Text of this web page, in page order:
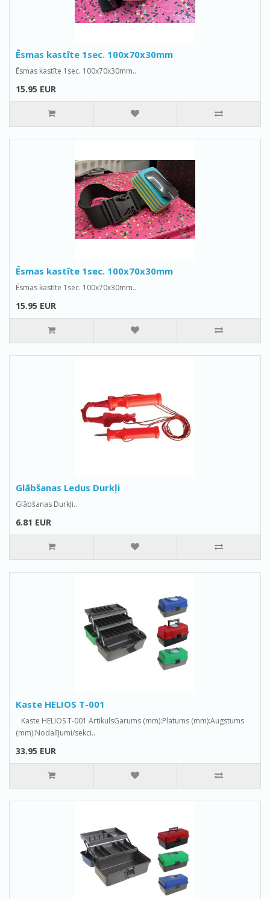
Ēsmas kastīte 1sec. 100x70x30mm
Ēsmas kastīte 1sec. 100x70x30mm..
15.95 EUR
Ēsmas kastīte 1sec. 100x70x30mm
Ēsmas kastīte 1sec. 100x70x30mm..
15.95 EUR
Glābšanas Ledus Durkļi
Glābšanas Durkļi..
6.81 EUR
Kaste HELIOS T-001
Kaste HELIOS T-001 ArtikulsGarums (mm):Platums (mm):Augstums
(mm):Nodalījumi/sekci..
33.95 EUR